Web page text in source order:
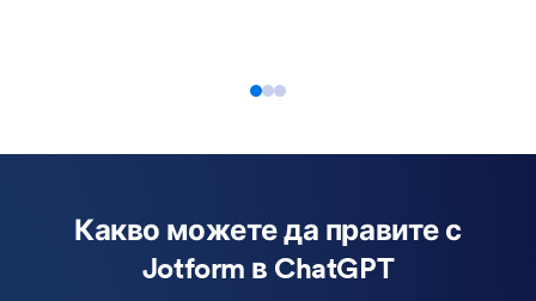
Какво можете да правите с
Jotform в ChatGPT